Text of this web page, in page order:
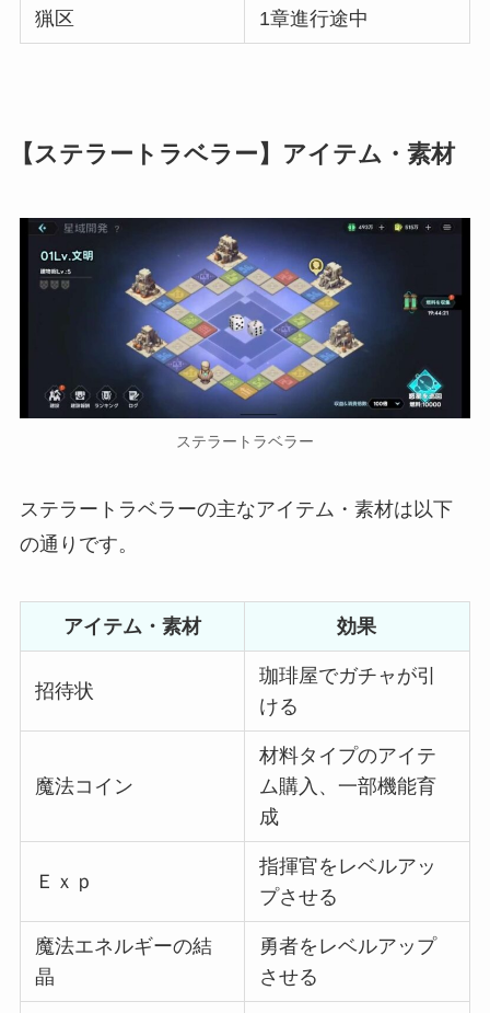
猟区 1章進行途中
【ステラートラベラー】アイテム・素材
ステラートラベラー
ステラートラベラーの主なアイテム・素材は以下
の通りです。
アイテム・素材 効果
招待状
珈琲屋でガチャが引
ける
魔法コイン
材料タイプのアイテ
ム購入、一部機能育
成
Ｅｘｐ
指揮官をレベルアッ
プさせる
魔法エネルギーの結
晶
勇者をレベルアップ
させる